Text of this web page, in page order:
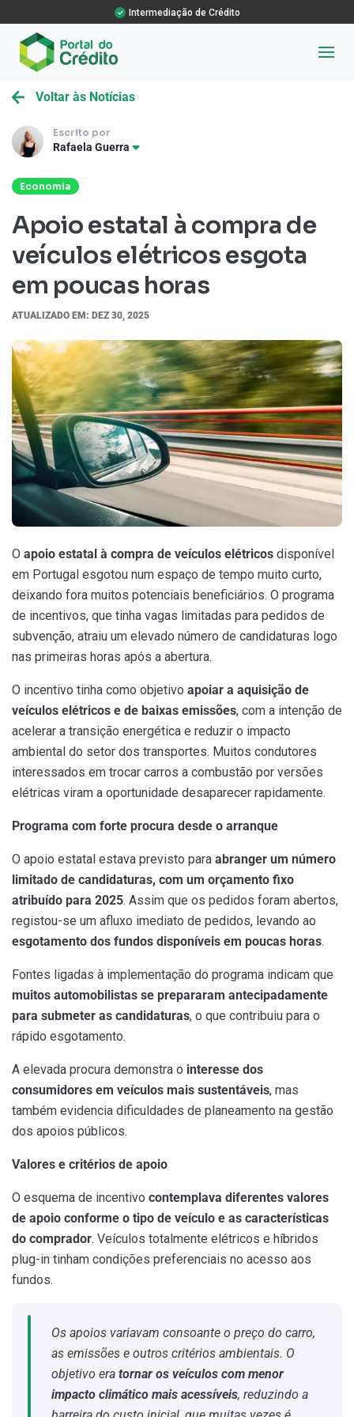
Intermediação de Crédito
Voltar às Notícias
Escrito por
Rafaela Guerra
Economia
Apoio estatal à compra de
veículos elétricos esgota
em poucas horas
ATUALIZADO EM: DEZ 30, 2025
O apoio estatal à compra de veículos elétricos disponível
em Portugal esgotou num espaço de tempo muito curto,
deixando fora muitos potenciais beneficiários. O programa
de incentivos, que tinha vagas limitadas para pedidos de
subvenção, atraiu um elevado número de candidaturas logo
nas primeiras horas após a abertura.
O incentivo tinha como objetivo apoiar a aquisição de
veículos elétricos e de baixas emissões, com a intenção de
acelerar a transição energética e reduzir o impacto
ambiental do setor dos transportes. Muitos condutores
interessados em trocar carros a combustão por versões
elétricas viram a oportunidade desaparecer rapidamente.
Programa com forte procura desde o arranque
O apoio estatal estava previsto para abranger um número
limitado de candidaturas, com um orçamento fixo
atribuído para 2025. Assim que os pedidos foram abertos,
registou-se um afluxo imediato de pedidos, levando ao
esgotamento dos fundos disponíveis em poucas horas.
Fontes ligadas à implementação do programa indicam que
muitos automobilistas se prepararam antecipadamente
para submeter as candidaturas, o que contribuiu para o
rápido esgotamento.
A elevada procura demonstra o interesse dos
consumidores em veículos mais sustentáveis, mas
também evidencia dificuldades de planeamento na gestão
dos apoios públicos.
Valores e critérios de apoio
O esquema de incentivo contemplava diferentes valores
de apoio conforme o tipo de veículo e as características
do comprador. Veículos totalmente elétricos e híbridos
plug-in tinham condições preferenciais no acesso aos
fundos.
Os apoios variavam consoante o preço do carro,
as emissões e outros critérios ambientais. O
objetivo era tornar os veículos com menor
impacto climático mais acessíveis, reduzindo a